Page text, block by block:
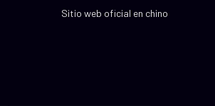
Sitio web oficial en chino